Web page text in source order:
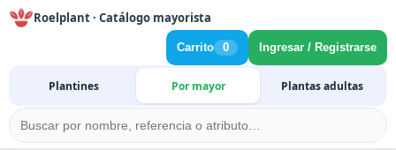
Roelplant · Catálogo mayorista
Plantines Por mayor Plantas adultas
Carrito 0 Ingresar / Registrarse